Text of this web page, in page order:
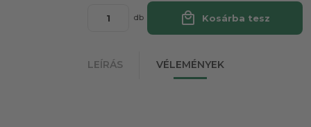
db local_mall Kosárba tesz
LEÍRÁS VÉLEMÉNYEK